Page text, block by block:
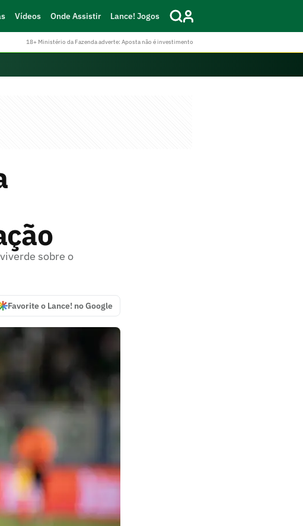
Vídeos Onde Assistir Lance! Jogos
18+ Ministério da Fazenda adverte: Aposta não é investimento
sobre o
Favorite o Lance! no Google